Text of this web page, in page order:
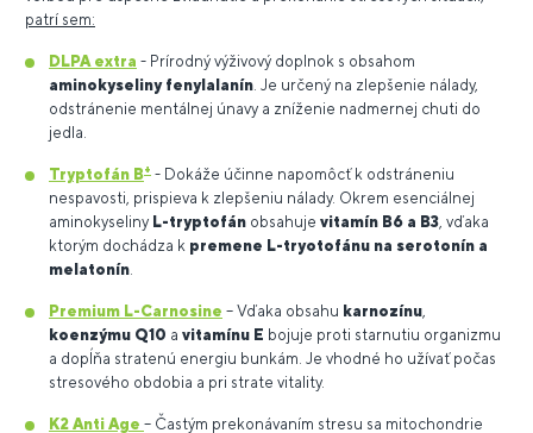
patrí sem:
DLPA extra - Prírodný výživový doplnok s obsahom
aminokyseliny fenylalanín . Je určený na zlepšenie nálady,
odstránenie mentálnej únavy a zníženie nadmernej chuti do
jedla.
Tryptofán B+ - Dokáže účinne napomôcť k odstráneniu
nespavosti, prispieva k zlepšeniu nálady. Okrem esenciálnej
aminokyseliny L-tryptofán obsahuje vitamín B6 a B3 , vďaka
ktorým dochádza k premene L-tryotofánu na serotonín a
melatonín
Premium L-Carnosine – Vďaka obsahu karnozínu
koenzýmu Q10 a vitamínu E bojuje proti starnutiu organizmu
a dopĺňa stratenú energiu bunkám. Je vhodné ho užívať počas
stresového obdobia a pri strate vitality.
K2 Anti Age – Častým prekonávaním stresu sa mitochondrie